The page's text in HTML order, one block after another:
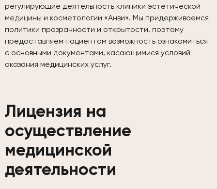
регулирующие деятельность клиники эстетической
медицины и косметологии «Анви». Мы придерживаемся
политики прозрачности и открытости, поэтому
предоставляем пациентам возможность ознакомиться
с основными документами, касающимися условий
оказания медицинских услуг.
Лицензия на
осуществление
медицинской
деятельности